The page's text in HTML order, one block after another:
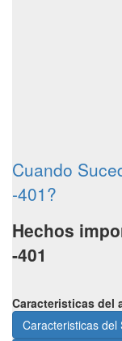
Cuando
-401?
Hechos
-401
Caracteristicas del
Caracteristicas del